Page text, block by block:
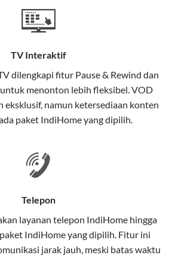
WiFi IndiHome
teknologi Fiber To The
serat optik hingga ke rumah
ini memiliki beberapa
tembaga atau DSL.
sehingga koneksi tetap lancar.
TV Interaktif
dilengkapi fitur Pause & Rewind dan
menonton lebih fleksibel. VOD
eksklusif, namun ketersediaan konten
paket IndiHome yang dipilih.
Telepon
layanan telepon IndiHome hingga
IndiHome yang dipilih. Fitur ini
jarak jauh, meski batas waktu